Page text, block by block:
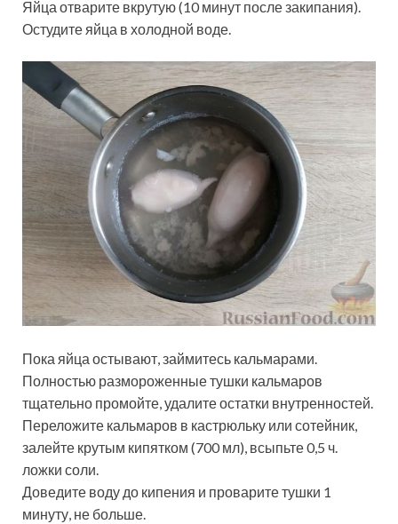
Яйца отварите вкрутую (10 минут после закипания).
Остудите яйца в холодной воде.
Пока яйца остывают, займитесь кальмарами.
Полностью размороженные тушки кальмаров
тщательно промойте, удалите остатки внутренностей.
Переложите кальмаров в кастрюльку или сотейник,
залейте крутым кипятком (700 мл), всыпьте 0,5 ч.
ложки соли.
Доведите воду до кипения и проварите тушки 1
минуту, не больше.